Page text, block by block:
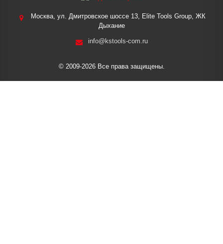
Москва, ул. Дмитровское шоссе 13, Elite Tools Group, ЖК
Дыхание
info@kstools-com.ru
© 2009-2026 Все права защищены.